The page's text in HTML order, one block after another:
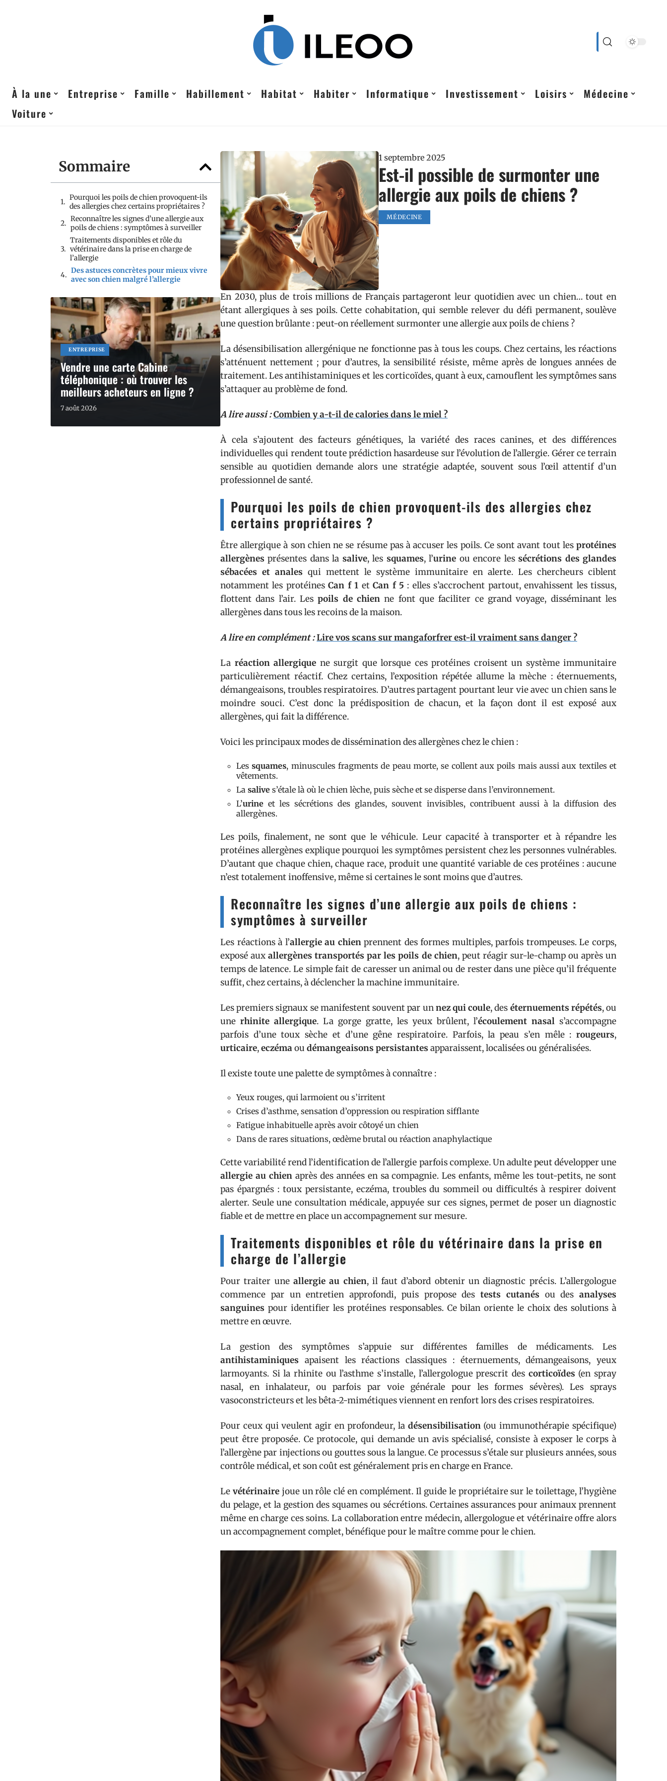
À la une Entreprise Famille Habillement Habitat Habiter Informatique Investissement Loisirs
Médecine
Voiture
Sommaire
Pourquoi les poils de chien provoquent-ils
des allergies chez certains propriétaires ?
Reconnaître les signes d’une allergie aux
poils de chiens : symptômes à surveiller
Traitements disponibles et rôle du
vétérinaire dans la prise en charge de
l’allergie
Des astuces concrètes pour mieux vivre
avec son chien malgré l’allergie
ENTREPRISE
Vendre une carte Cabine
téléphonique : où trouver les
meilleurs acheteurs en ligne ?
7 août 2026
1 septembre 2025
Est-il possible de surmonter une
allergie aux poils de chiens ?
MÉDECINE
En 2030, plus de trois millions de Français partageront leur quotidien avec un chien… tout en
étant allergiques à ses poils. Cette cohabitation, qui semble relever du défi permanent, soulève
une question brûlante : peut-on réellement surmonter une allergie aux poils de chiens ?
La désensibilisation allergénique ne fonctionne pas à tous les coups. Chez certains, les réactions
s’atténuent nettement ; pour d’autres, la sensibilité résiste, même après de longues années de
traitement. Les antihistaminiques et les corticoïdes, quant à eux, camouflent les symptômes sans
s’attaquer au problème de fond.
A lire aussi :Combien y a-t-il de calories dans le miel ?
À cela s’ajoutent des facteurs génétiques, la variété des races canines, et des différences
individuelles qui rendent toute prédiction hasardeuse sur l’évolution de l’allergie. Gérer ce terrain
sensible au quotidien demande alors une stratégie adaptée, souvent sous l’œil attentif d’un
professionnel de santé.
Pourquoi les poils de chien provoquent-ils des allergies chez
certains propriétaires ?
Être allergique à son chien ne se résume pas à accuser les poils. Ce sont avant tout les protéines
allergènes présentes dans la salive, les squames, l’urine ou encore lessécrétions des glandes
sébacées et anales qui mettent le système immunitaire en alerte. Les chercheurs ciblent
notamment les protéinesCan f 1 etCan f 5 : elles s’accrochent partout, envahissent les tissus,
flottent dans l’air. Lespoils de chien ne font que faciliter ce grand voyage, disséminant les
allergènes dans tous les recoins de la maison.
A lire en complément :Lire vos scans sur mangaforfrer est-il vraiment sans danger ?
La réaction allergique ne surgit que lorsque ces protéines croisent un système immunitaire
particulièrement réactif. Chez certains, l’exposition répétée allume la mèche : éternuements,
démangeaisons, troubles respiratoires. D’autres partagent pourtant leur vie avec un chien sans le
moindre souci. C’est donc la prédisposition de chacun, et la façon dont il est exposé aux
allergènes, qui fait la différence.
Voici les principaux modes de dissémination des allergènes chez le chien :
Lessquames, minuscules fragments de peau morte, se collent aux poils mais aussi aux textiles et
vêtements.
La salive s’étale là où le chien lèche, puis sèche et se disperse dans l’environnement.
L’urine et les sécrétions des glandes, souvent invisibles, contribuent aussi à la diffusion des
allergènes.
Les poils, finalement, ne sont que le véhicule. Leur capacité à transporter et à répandre les
protéines allergènes explique pourquoi les symptômes persistent chez les personnes vulnérables.
D’autant que chaque chien, chaque race, produit une quantité variable de ces protéines : aucune
n’est totalement inoffensive, même si certaines le sont moins que d’autres.
Reconnaître les signes d’une allergie aux poils de chiens :
symptômes à surveiller
Les réactions à l’allergie au chienprennent des formes multiples, parfois trompeuses. Le corps,
exposé auxallergènes transportés par les poils de chien, peut réagir sur-le-champ ou après un
temps de latence. Le simple fait de caresser un animal ou de rester dans une pièce qu’il fréquente
suffit, chez certains, à déclencher la machine immunitaire.
Les premiers signaux se manifestent souvent par unnez qui coule, des éternuements répétés, ou
une rhinite allergique. La gorge gratte, les yeux brûlent, l’écoulement nasal s’accompagne
parfois d’une toux sèche et d’une gêne respiratoire. Parfois, la peau s’en mêle : rougeurs,
urticaire,eczémaou démangeaisons persistantes apparaissent, localisées ou généralisées.
Il existe toute une palette de symptômes à connaître :
Yeux rouges, qui larmoient ou s’irritent
Crises d’asthme, sensation d’oppression ou respiration sifflante
Fatigue inhabituelle après avoir côtoyé un chien
Dans de rares situations, œdème brutal ou réaction anaphylactique
Cette variabilité rend l’identification de l’allergie parfois complexe. Un adulte peut développer une
allergie au chienaprès des années en sa compagnie. Les enfants, même les tout-petits, ne sont
pas épargnés : toux persistante, eczéma, troubles du sommeil ou difficultés à respirer doivent
alerter. Seule une consultation médicale, appuyée sur ces signes, permet de poser un diagnostic
fiable et de mettre en place un accompagnement sur mesure.
Traitements disponibles et rôle du vétérinaire dans la prise en
charge de l’allergie
Pour traiter une allergie au chien, il faut d’abord obtenir un diagnostic précis. L’allergologue
commence par un entretien approfondi, puis propose des tests cutanés ou des analyses
sanguines pour identifier les protéines responsables. Ce bilan oriente le choix des solutions à
mettre en œuvre.
La gestion des symptômes s’appuie sur différentes familles de médicaments. Les
antihistaminiques apaisent les réactions classiques : éternuements, démangeaisons, yeux
larmoyants. Si la rhinite ou l’asthme s’installe, l’allergologue prescrit des corticoïdes (en spray
nasal, en inhalateur, ou parfois par voie générale pour les formes sévères). Les sprays
vasoconstricteurs et les bêta-2-mimétiques viennent en renfort lors des crises respiratoires.
Pour ceux qui veulent agir en profondeur, la désensibilisation(ou immunothérapie spécifique)
peut être proposée. Ce protocole, qui demande un avis spécialisé, consiste à exposer le corps à
l’allergène par injections ou gouttes sous la langue. Ce processus s’étale sur plusieurs années, sous
contrôle médical, et son coût est généralement pris en charge en France.
Le vétérinairejoue un rôle clé en complément. Il guide le propriétaire sur le toilettage, l’hygiène
du pelage, et la gestion des squames ou sécrétions. Certaines assurances pour animaux prennent
même en charge ces soins. La collaboration entre médecin, allergologue et vétérinaire offre alors
un accompagnement complet, bénéfique pour le maître comme pour le chien.